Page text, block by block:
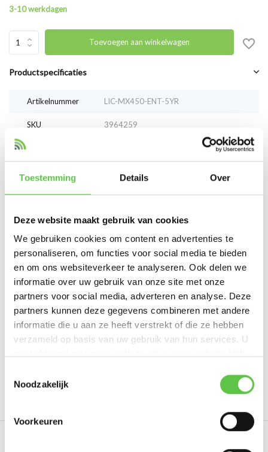
Toestemming Details Over
Deze website maakt gebruik van cookies
We gebruiken cookies om content en advertenties te
personaliseren, om functies voor social media te bieden
en om ons websiteverkeer te analyseren. Ook delen we
informatie over uw gebruik van onze site met onze
partners voor social media, adverteren en analyse. Deze
partners kunnen deze gegevens combineren met andere
informatie die u aan ze heeft verstrekt of die ze hebben
verzameld op basis van uw gebruik van hun services. U
Noodzakelijk
Voorkeuren
3-10 werkdagen
Toevoegen aan winkelwagen
Productspecificaties
Artikelnummer LIC-MX450-ENT-5YR
SKU 3964259
Vergelijk Delen
Reviews
Based on 0 reviews
Er zijn nog geen reviews geschreven over dit product..
Tags
3964259 LIC-MX450-ENT-